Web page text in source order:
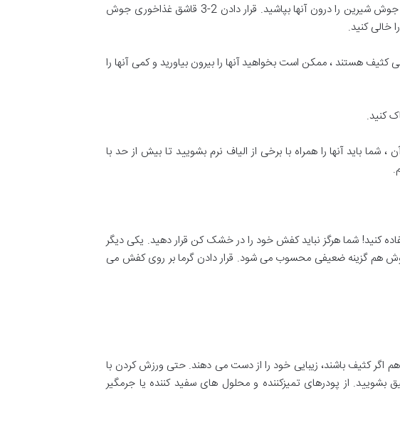
اگر تصمیم دارید کفش خود را در ماشین لباسشویی بشویید،نکته مهم این است که شب قبل از شستن مقداری جوش شیرین را درون آنها بپاشید. قرار دادن 2-3 قاشق غذاخوری جوش
خالی کنید.
هستند ، ممکن است بخواهید آنها را بیرون بیاورید و کمی آنها را
کنید.
باید آنها را همراه با برخی از الیاف نرم بشویید تا بیش از حد با
کنید! شما هرگز نباید کفش خود را در خشک کن قرار دهید. یکی دیگر
هم گزینه ضعیفی محسوب می شود. قرار دادن گرما بر روی کفش می
کثیف باشند، زیبایی خود را از دست می دهند. حتی ورزش کردن با
از پودرهای تمیزکننده و محلول های سفید کننده یا جرمگیر